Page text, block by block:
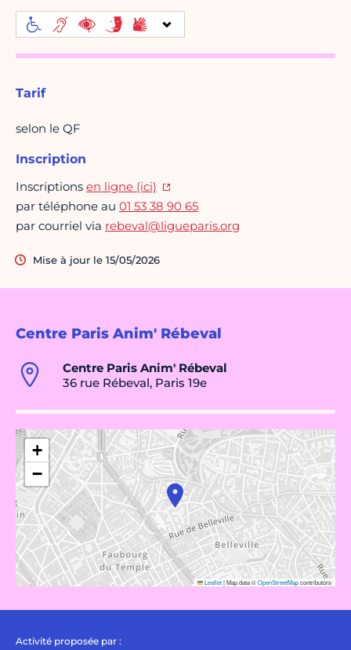
Centre Paris Anim' Rébeval
Centre Paris Anim' Rébeval
36 rue Rébeval, Paris 19e
+
−
Leaflet|Map data ©OpenStreetMapcontributors
Activité proposée par :
Tarif
selon le QF
Inscription
Inscriptions en ligne (ici)
par téléphone au 01 53 38 90 65
par courriel via rebeval@ligueparis.org
Mise à jour le 15/05/2026